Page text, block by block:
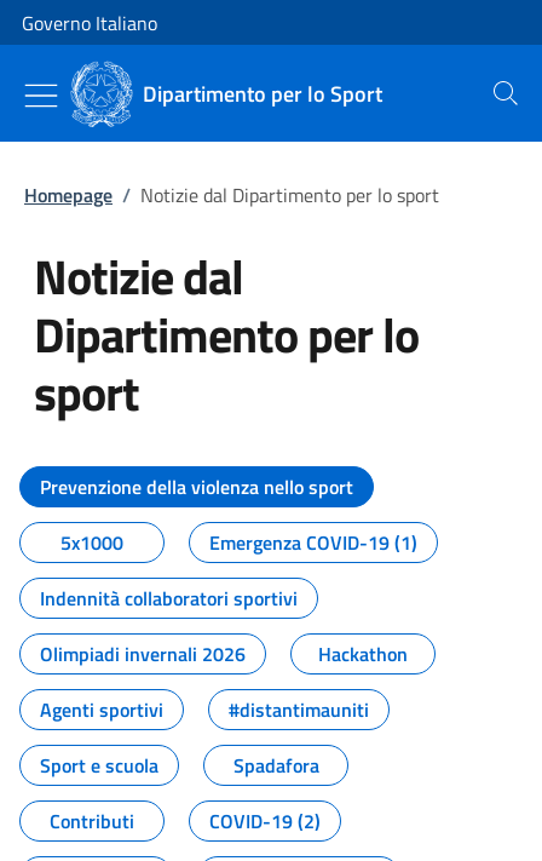
Vai al contenuto
Vai alla navigazione del sito
Governo Italiano
Dipartimento per lo Sport Cerca
Homepage / Notizie dal Dipartimento per lo sport
Notizie dal
Dipartimento per lo
sport
Tutti i contenuti della pagina
Prevenzione della violenza nello sport
5x1000
Emergenza COVID-19 (1)
Indennità collaboratori sportivi
Olimpiadi invernali 2026
Hackathon
Agenti sportivi
#distantimauniti
Sport e scuola
Spadafora
Contributi
COVID-19 (2)